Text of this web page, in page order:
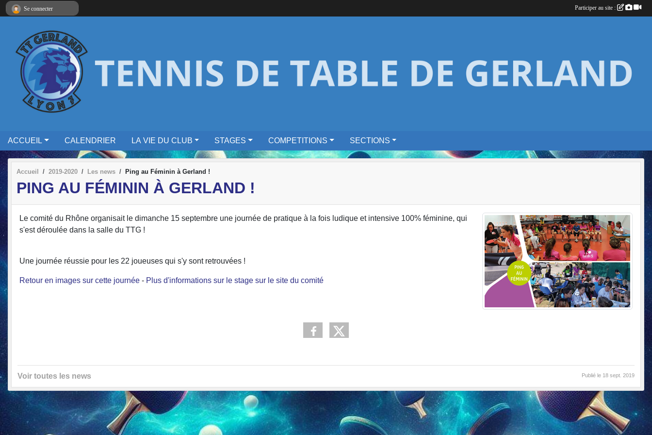
ACCUEIL CALENDRIER LA VIE DU CLUB STAGES COMPETITIONS SECTIONS
Accueil 2019-2020 Les news Ping au Féminin à Gerland !
PING AU FÉMININ À GERLAND !
Le comité du Rhône organisait le dimanche 15 septembre une journée de pratique à la fois ludique et intensive 100% féminine, qui
s'est déroulée dans la salle du TTG !
Une journée réussie pour les 22 joueuses qui s'y sont retrouvées !
Retour en images sur cette journée - Plus d'informations sur le stage sur le site du comité
Voir toutes les news Publié le 18 sept. 2019
Se connecter Participer au site :
Panneau de gestion des cookies